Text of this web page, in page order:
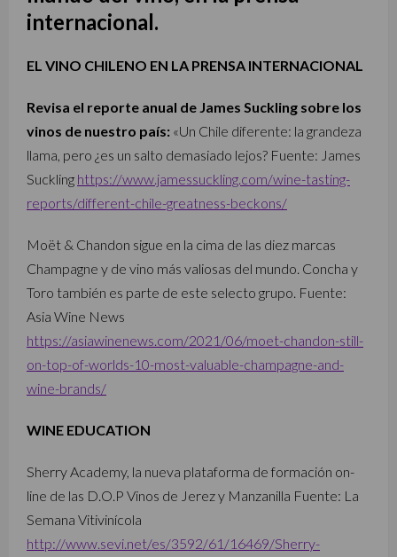
internacional.
EL VINO CHILENO EN LA PRENSA INTERNACIONAL
Revisa el reporte anual de James Suckling sobre los
vinos de nuestro país: «Un Chile diferente: la grandeza
llama, pero ¿es un salto demasiado lejos? Fuente: James
Suckling https://www.jamessuckling.com/wine-tasting-
reports/different-chile-greatness-beckons/
Moët & Chandon sigue en la cima de las diez marcas
Champagne y de vino más valiosas del mundo. Concha y
Toro también es parte de este selecto grupo. Fuente:
Asia Wine News
https://asiawinenews.com/2021/06/moet-chandon-still-
on-top-of-worlds-10-most-valuable-champagne-and-
wine-brands/
WINE EDUCATION
Sherry Academy, la nueva plataforma de formación on-
line de las D.O.P Vinos de Jerez y Manzanilla Fuente: La
Semana Vitivinícola
http://www.sevi.net/es/3592/61/16469/Sherry-